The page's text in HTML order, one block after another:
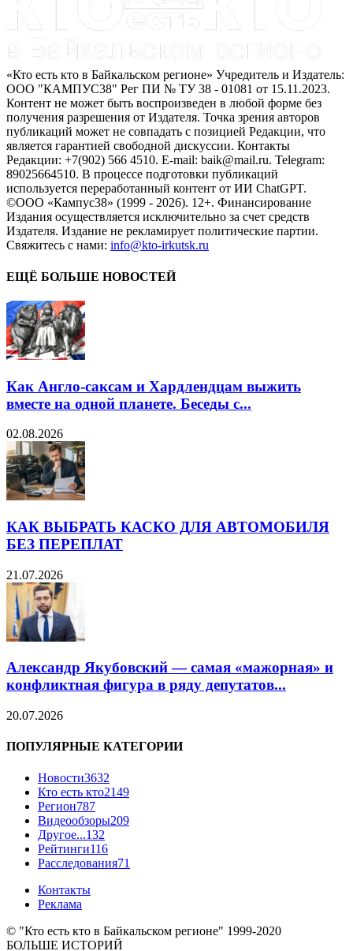
«Кто есть кто в Байкальском регионе» Учредитель и Издатель:
ООО "КАМПУС38" Рег ПИ № ТУ 38 - 01081 от 15.11.2023.
Контент не может быть воспроизведен в любой форме без
получения разрешения от Издателя. Точка зрения авторов
публикаций может не совпадать с позицией Редакции, что
является гарантией свободной дискуссии. Контакты
Редакции: +7(902) 566 4510. E-mail: baik@mail.ru. Telegram:
89025664510. В процессе подготовки публикаций
используется переработанный контент от ИИ ChatGPT.
©ООО «Кампус38» (1999 - 2026). 12+. Финансирование
Издания осуществляется исключительно за счет средств
Издателя. Издание не рекламирует политические партии.
Свяжитесь с нами: info@kto-irkutsk.ru
ЕЩЁ БОЛЬШЕ НОВОСТЕЙ
Как Англо-саксам и Хардлендцам выжить
вместе на одной планете. Беседы с...
02.08.2026
КАК ВЫБРАТЬ КАСКО ДЛЯ АВТОМОБИЛЯ
БЕЗ ПЕРЕПЛАТ
21.07.2026
Александр Якубовский — самая «мажорная» и
конфликтная фигура в ряду депутатов...
20.07.2026
ПОПУЛЯРНЫЕ КАТЕГОРИИ
Новости3632
Кто есть кто2149
Регион787
Видеообзоры209
Другое...132
Рейтинги116
Расследования71
Контакты
Реклама
© "Кто есть кто в Байкальском регионе" 1999-2020
БОЛЬШЕ ИСТОРИЙ